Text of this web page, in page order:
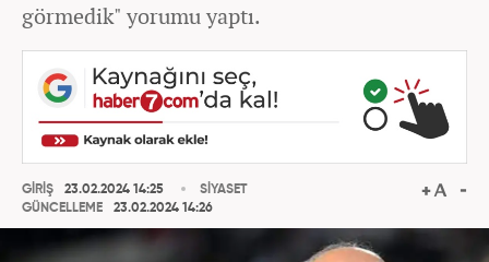
görmedik" yorumu yaptı.
GİRİŞ
23.02.2024 14:25
GÜNCELLEME
23.02.2024 14:26
SİYASET